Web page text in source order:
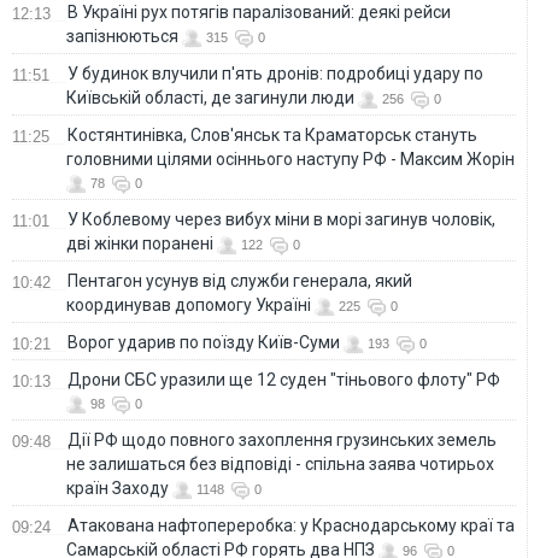
12:13
В Україні рух потягів паралізований: деякі рейси
запізнюються
315 0
11:51
У будинок влучили п'ять дронів: подробиці удару по
Київській області, де загинули люди
256 0
11:25
Костянтинівка, Слов'янськ та Краматорськ стануть
головними цілями осіннього наступу РФ - Максим Жорін
78 0
11:01
У Коблевому через вибух міни в морі загинув чоловік,
дві жінки поранені
122 0
10:42
Пентагон усунув від служби генерала, який
координував допомогу Україні
225 0
10:21 Ворог ударив по поїзду Київ-Суми 193 0
10:13 Дрони СБС уразили ще 12 суден "тіньового флоту" РФ
98 0
09:48
Дії РФ щодо повного захоплення грузинських земель
не залишаться без відповіді - спільна заява чотирьох
країн Заходу
1148 0
09:24
Атакована нафтопереробка: у Краснодарському краї та
Самарській області РФ горять два НПЗ
96 0